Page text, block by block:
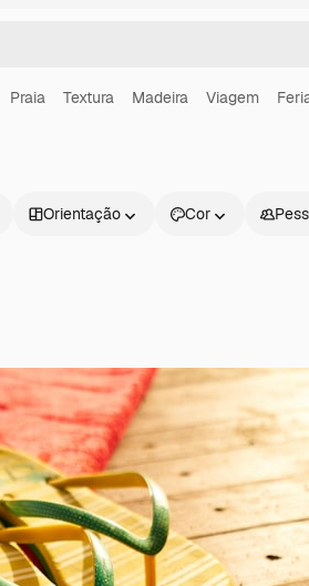
Praia Textura Madeira Viagem
Orientação Cor
Produtos
Spaces
Assistente de IA
Gerador de
Começar
Academy
Documentação
Atendimento